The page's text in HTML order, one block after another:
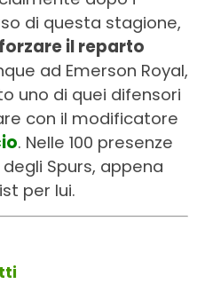
di questa stagione,
il reparto
ad Emerson Royal,
uno di quei difensori
con il modificatore
. Nelle 100 presenze
Spurs, appena
per lui.